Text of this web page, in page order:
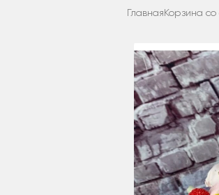
Главная Корзина со